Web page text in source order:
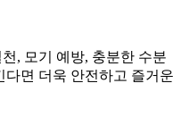
, 모기 예방, 충분한 수분
다면 더욱 안전하고 즐거운